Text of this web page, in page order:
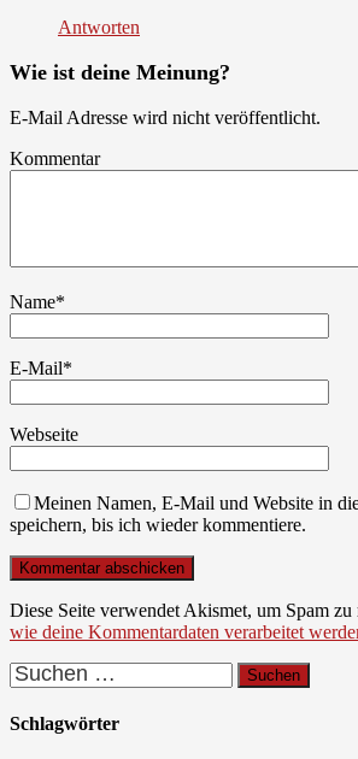
Antworten
Wie ist deine Meinung?
E-Mail Adresse wird nicht veröffentlicht.
Kommentar
Name*
E-Mail*
Webseite
Meinen Namen, E-Mail und Website in
speichern, bis ich wieder kommentiere.
Diese Seite verwendet Akismet, um Spam zu
wie deine Kommentardaten verarbeitet
Suchen
nach:
Schlagwörter